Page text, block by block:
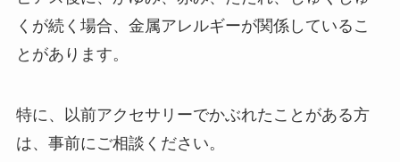
くが続く場合、金属アレルギーが関係しているこ
とがあります。
特に、以前アクセサリーでかぶれたことがある方
は、事前にご相談ください。